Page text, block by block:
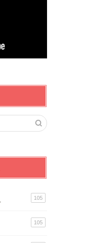
105
105